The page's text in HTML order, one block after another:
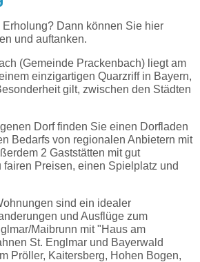
Dann können Sie hier
und auftanken.
(Gemeinde Prackenbach) liegt am
einzigartigen Quarzriff in Bayern,
gilt, zwischen den Städten
Dorf finden Sie einen Dorfladen
Bedarfs von regionalen Anbietern mit
2 Gaststätten mit gut
fairen Preisen, einen Spielplatz und
sind ein idealer
und Ausflüge zum
Maibrunn mit "Haus am
St. Englmar und Bayerwald
Pröller, Kaitersberg, Hohen Bogen,